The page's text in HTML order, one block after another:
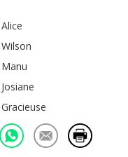
Alice
Wilson
Manu
Josiane
Gracieuse